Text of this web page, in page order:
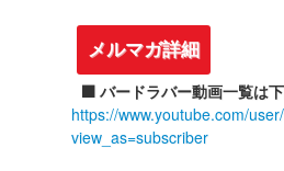
メルマガ詳細
⬛️ バードラバー動画一覧は
https://www.youtube.com/
view_as=subscriber